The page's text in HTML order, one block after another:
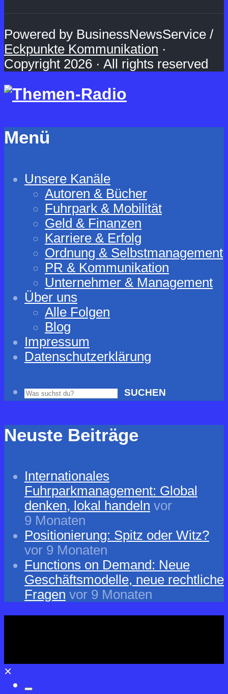
Powered by BusinessNewsService /
Eckpunkte Kommunikation ·
Copyright 2026 · All rights reserved
Menü
Unsere Kanäle
Autoren & Bücher
Fuhrpark & Mobilität
Geld & Finanzen
Karriere & Erfolg
Ordnung & Selbstmanagement
PR & Kommunikation
Unternehmer & Management
Über uns
Alle Folgen
Blog
Impressum
Datenschutzerklärung
SUCHEN
Neuste Beiträge
Internationales
Fuhrparkmanagement: Global
denken, lokal handeln vor
9 Monaten
Positionierung: Spitz oder Witz?
vor 9 Monaten
Functions on Demand: Neue
Geschäftsmodelle, neue rechtliche
Fragen vor 9 Monaten
×